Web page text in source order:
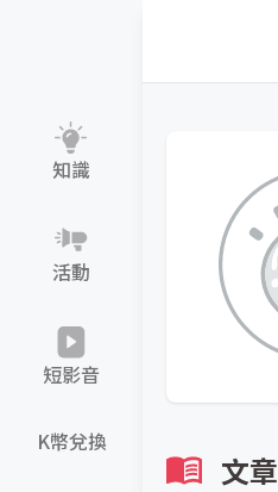
知識
活動
短影音
K幣兌換
文章